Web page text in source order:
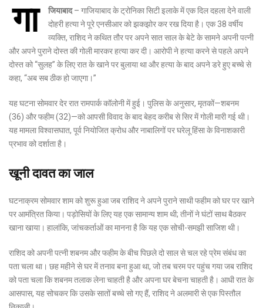
गा जियाबाद– गाजियाबाद के ट्रोनिका सिटी इलाके में एक दिल दहला देने वाली
दोहरी हत्या ने पूरे एनसीआर को झकझोर कर रख दिया है। एक 38 वर्षीय
व्यक्ति, राशिद ने कथित तौर पर अपने सात साल के बेटे के सामने अपनी पत्नी
और अपने पुराने दोस्त की गोली मारकर हत्या कर दी। आरोपी ने हत्या करने से पहले अपने
दोस्त को “सुलह” के लिए रात के खाने पर बुलाया था और हत्या के बाद अपने डरे हुए बच्चे से
कहा, “अब सब ठीक हो जाएगा।”
यह घटना सोमवार देर रात रामपार्क कॉलोनी में हुई। पुलिस के अनुसार, मृतकों—शबनम
(36) और फहीम (32)—को आपसी विवाद के बाद बेहद करीब से सिर में गोली मारी गई थी।
यह मामला विश्वासघात, पूर्व नियोजित क्रोध और नाबालिगों पर घरेलू हिंसा के विनाशकारी
प्रभाव को दर्शाता है।
खूनी दावत का जाल
घटनाक्रम सोमवार शाम को शुरू हुआ जब राशिद ने अपने पुराने साथी फहीम को घर पर खाने
पर आमंत्रित किया। पड़ोसियों के लिए यह एक सामान्य शाम थी; तीनों ने घंटों साथ बैठकर
खाना खाया। हालांकि, जांचकर्ताओं का मानना ​​है कि यह एक सोची-समझी साजिश थी।
राशिद को अपनी पत्नी शबनम और फहीम के बीच पिछले दो साल से चल रहे प्रेम संबंध का
पता चला था। छह महीने से घर में तनाव बना हुआ था, जो तब चरम पर पहुंच गया जब राशिद
को पता चला कि शबनम तलाक लेना चाहती है और अपना घर बेचना चाहती है। आधी रात के
आसपास, यह सोचकर कि उसके सातों बच्चे सो गए हैं, राशिद ने अलमारी से एक पिस्तौल